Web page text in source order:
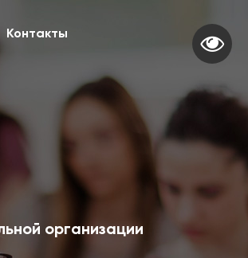
Контакты
организации